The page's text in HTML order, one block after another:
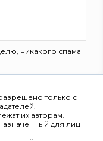
никакого спама
только с
их авторам.
для лиц